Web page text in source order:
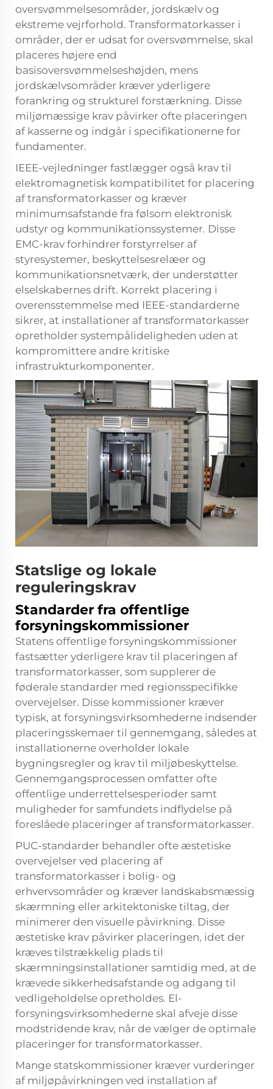
oversvømmelsesområder, jordskælv og
ekstreme vejrforhold. Transformatorkasser i
områder, der er udsat for oversvømmelse, skal
placeres højere end
basisoversvømmelseshøjden, mens
jordskælvsområder kræver yderligere
forankring og strukturel forstærkning. Disse
miljømæssige krav påvirker ofte placeringen
af kasserne og indgår i specifikationerne for
fundamenter.
IEEE-vejledninger fastlægger også krav til
elektromagnetisk kompatibilitet for placering
af transformatorkasser og kræver
minimumsafstande fra følsom elektronisk
udstyr og kommunikationssystemer. Disse
EMC-krav forhindrer forstyrrelser af
styresystemer, beskyttelsesrelæer og
kommunikationsnetværk, der understøtter
elselskabernes drift. Korrekt placering i
overensstemmelse med IEEE-standarderne
sikrer, at installationer af transformatorkasser
opretholder systempålideligheden uden at
kompromittere andre kritiske
infrastrukturkomponenter.
Statslige og lokale
reguleringskrav
Standarder fra offentlige
forsyningskommissioner
Statens offentlige forsyningskommissioner
fastsætter yderligere krav til placeringen af
transformatorkasser, som supplerer de
føderale standarder med regionsspecifikke
overvejelser. Disse kommissioner kræver
typisk, at forsyningsvirksomhederne indsender
placeringsskemaer til gennemgang, således at
installationerne overholder lokale
bygningsregler og krav til miljøbeskyttelse.
Gennemgangsprocessen omfatter ofte
offentlige underrettelsesperioder samt
muligheder for samfundets indflydelse på
foreslåede placeringer af transformatorkasser.
PUC-standarder behandler ofte æstetiske
overvejelser ved placering af
transformatorkasser i bolig- og
erhvervsområder og kræver landskabsmæssig
skærmning eller arkitektoniske tiltag, der
minimerer den visuelle påvirkning. Disse
æstetiske krav påvirker placeringen, idet der
kræves tilstrækkelig plads til
skærmningsinstallationer samtidig med, at de
krævede sikkerhedsafstande og adgang til
vedligeholdelse opretholdes. El-
forsyningsvirksomhederne skal afveje disse
modstridende krav, når de vælger de optimale
placeringer for transformatorkasser.
Mange statskommissioner kræver vurderinger
af miljøpåvirkningen ved installation af